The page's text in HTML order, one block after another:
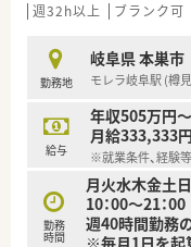
週32h以上 ブランク可
勤務地
岐阜県 本巣市
モレラ岐阜駅 (樽
給与
年収505万円
月給333,333
※就業条件、経験
勤務
時間
月火水木金土
10：00～21：00
週40時間勤務